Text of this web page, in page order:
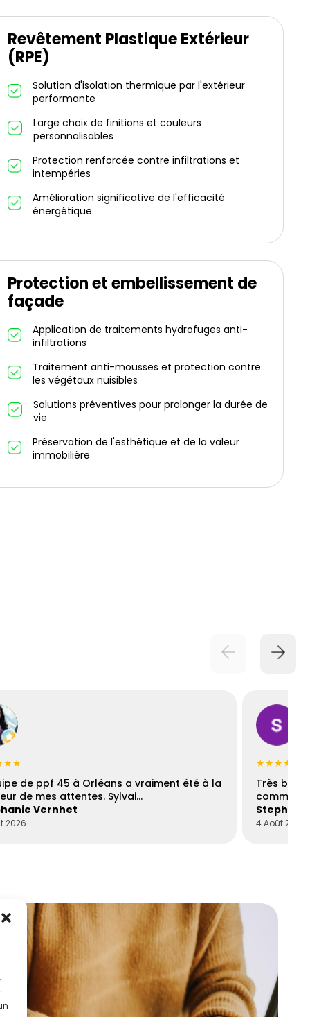
Revêtement Plastique Extérieur
(RPE)
Solution d'isolation thermique par l'extérieur
performante
Large choix de finitions et couleurs
personnalisables
Protection renforcée contre infiltrations et
intempéries
Amélioration significative de l'efficacité
énergétique
Protection et embellissement de
façade
Application de traitements hydrofuges anti-
infiltrations
Traitement anti-mousses et protection contre
les végétaux nuisibles
Solutions préventives pour prolonger la durée de
vie
Préservation de l'esthétique et de la valeur
immobilière
de ppf 45 à Orléans a vraiment été à la
de mes attentes. Sylvai…
Vernhet
2026
★★★★☆
Très
4 Août 2026